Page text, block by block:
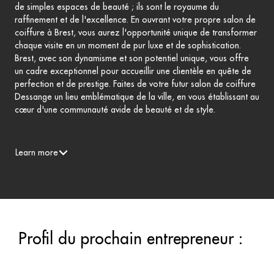
de simples espaces de beauté ; ils sont le royaume du
raffinement et de l'excellence. En ouvrant votre propre salon de
coiffure à Brest, vous aurez l'opportunité unique de transformer
chaque visite en un moment de pur luxe et de sophistication.
Brest, avec son dynamisme et son potentiel unique, vous offre
un cadre exceptionnel pour accueillir une clientèle en quête de
perfection et de prestige. Faites de votre futur salon de coiffure
Dessange un lieu emblématique de la ville, en vous établissant au
cœur d'une communauté avide de beauté et de style.
Learn more
Profil du prochain entrepreneur :